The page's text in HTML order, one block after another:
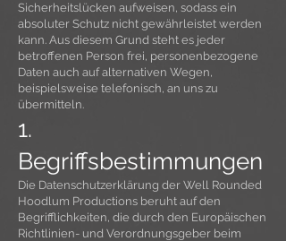
Sicherheitslücken aufweisen, sodass ein
absoluter Schutz nicht gewährleistet werden
kann. Aus diesem Grund steht es jeder
betroffenen Person frei, personenbezogene
Daten auch auf alternativen Wegen,
beispielsweise telefonisch, an uns zu
übermitteln.
1.
Begriffsbestimmungen
Die Datenschutzerklärung der Well Rounded
Hoodlum Productions beruht auf den
Begrifflichkeiten, die durch den Europäischen
Richtlinien- und Verordnungsgeber beim